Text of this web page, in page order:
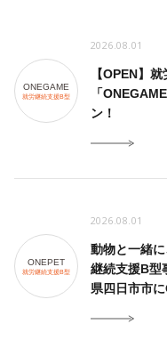
2026.08.01
ONEGAME
就労継続支援B型
【OPEN】
「
ン！
2026.08.01
ONEPET
就労継続支援B型
動物と一緒
継続支援B型
県四日市市に